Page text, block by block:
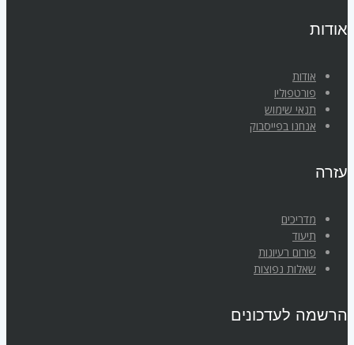
אודות
אודות
פורטפוליו
תנאי שימוש
אנחנו בפייסבוק
עזרה
מדריכים
תיעוד
פורום רעיונות
שאלות נפוצות
הרשמה לעדכונים